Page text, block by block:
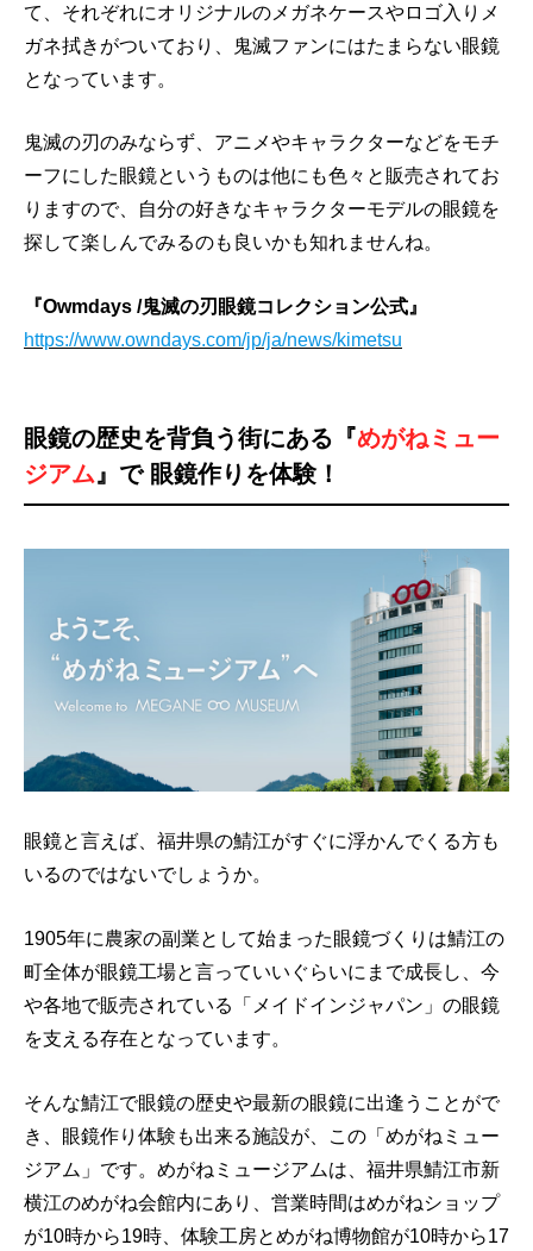
て、それぞれにオリジナルのメガネケースやロゴ入りメ
ガネ拭きがついており、鬼滅ファンにはたまらない眼鏡
となっています。
鬼滅の刃のみならず、アニメやキャラクターなどをモチ
ーフにした眼鏡というものは他にも色々と販売されてお
りますので、自分の好きなキャラクターモデルの眼鏡を
探して楽しんでみるのも良いかも知れませんね。
『Owmdays /鬼滅の刃眼鏡コレクション公式』
https://www.owndays.com/jp/ja/news/kimetsu
眼鏡の歴史を背負う街にある『めがねミュー
ジアム』で 眼鏡作りを体験！
眼鏡と言えば、福井県の鯖江がすぐに浮かんでくる方も
いるのではないでしょうか。
1905年に農家の副業として始まった眼鏡づくりは鯖江の
町全体が眼鏡工場と言っていいぐらいにまで成長し、今
や各地で販売されている「メイドインジャパン」の眼鏡
を支える存在となっています。
そんな鯖江で眼鏡の歴史や最新の眼鏡に出逢うことがで
き、眼鏡作り体験も出来る施設が、この「めがねミュー
ジアム」です。めがねミュージアムは、福井県鯖江市新
横江のめがね会館内にあり、営業時間はめがねショップ
が10時から19時、体験工房とめがね博物館が10時から17